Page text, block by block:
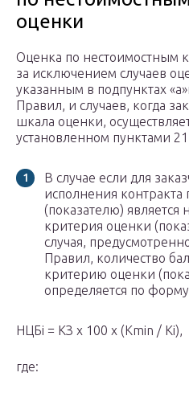
оценки
Оценка по нестоимостным
за исключением случаев
указанным в подпунктах
Правил, и случаев, когда
шкала оценки,
установленном пунктами
В случае если для
исполнения
(показателю)
критерия оценки
случая,
Правил, количество
критерию оценки
определяется по
НЦБi = КЗ x 100 x (Кmin / Кi),
где: